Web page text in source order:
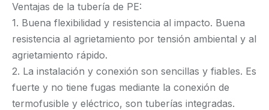
Ventajas de la tubería de PE:
1. Buena flexibilidad y resistencia al impacto. Buena
resistencia al agrietamiento por tensión ambiental y al
agrietamiento rápido.
2. La instalación y conexión son sencillas y fiables. Es
fuerte y no tiene fugas mediante la conexión de
termofusible y eléctrico, son tuberías integradas.